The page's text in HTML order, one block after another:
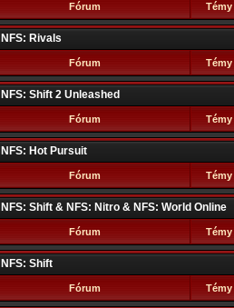
Fórum Témy
NFS: Rivals
Fórum Témy
NFS: Shift 2 Unleashed
Fórum Témy
NFS: Hot Pursuit
Fórum Témy
NFS: Shift & NFS: Nitro & NFS: World Online
Fórum Témy
NFS: Shift
Fórum Témy